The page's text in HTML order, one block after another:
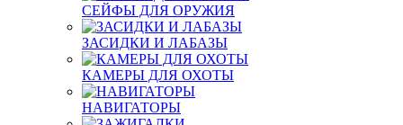
СЕЙФЫ ДЛЯ ОРУЖИЯ
ЗАСИДКИ И ЛАБАЗЫ
КАМЕРЫ ДЛЯ ОХОТЫ
НАВИГАТОРЫ